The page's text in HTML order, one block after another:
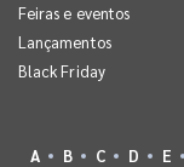
Feiras e eventos
Lançamentos
Black Friday
A B C D E